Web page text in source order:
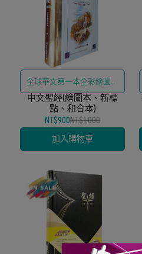
全球華文第一本全彩繪圖本
聖經
中文聖經(繪圖本、新標
點、和合本)
NT$900NT$1,000
加入購物車